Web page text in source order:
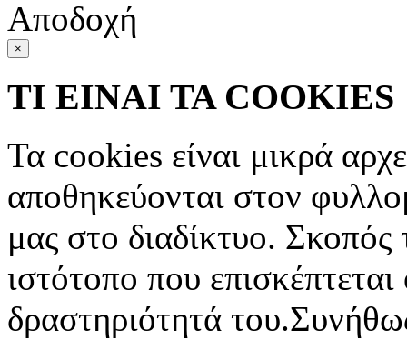
Αποδοχή
×
ΤΙ ΕΙΝΑΙ ΤΑ COOKIES
Τα cookies είναι μικρά
αποθηκεύονται στον
μας στο διαδίκτυο. Σκοπός
ιστότοπο που
δραστηριότητά